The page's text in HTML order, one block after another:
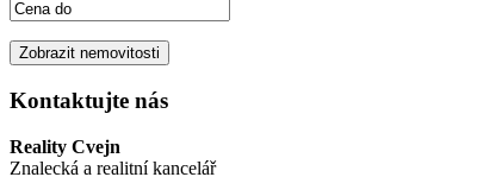
Kontaktujte nás
Reality Cvejn
Znalecká a realitní kancelář